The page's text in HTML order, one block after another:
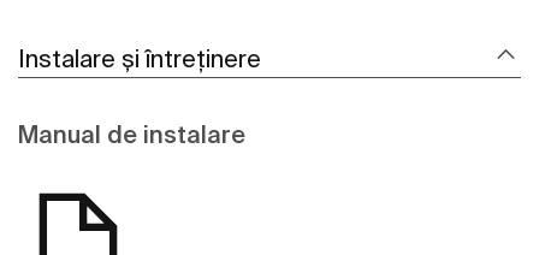
Instalare și întreținere
Manual de instalare